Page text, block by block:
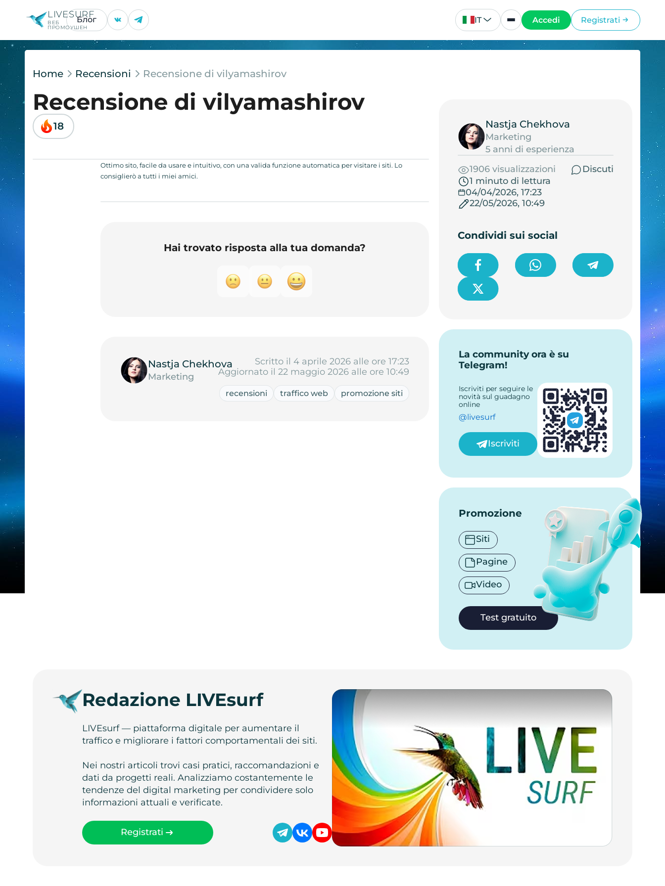
LIVESURF
ВЕБ
ПРОМОУШЕН
Блог IT Accedi Registrati
Home Recensioni Recensione di vilyamashirov
Recensione di vilyamashirov
18
Ottimo sito, facile da usare e intuitivo, con una valida funzione automatica per visitare i siti. Lo
consiglierò a tutti i miei amici.
Hai trovato risposta alla tua domanda?
Nastja Chekhova
Marketing
Scritto il 4 aprile 2026 alle ore 17:23
Aggiornato il 22 maggio 2026 alle ore 10:49
recensioni traffico web promozione siti
Nastja Chekhova
Marketing
5 anni di esperienza
1906 visualizzazioni
Discuti
1 minuto di lettura
04/04/2026, 17:23
22/05/2026, 10:49
Condividi sui social
La community ora è su
Telegram!
Iscriviti per seguire le
novità sul guadagno
online
@livesurf
Iscriviti
Promozione
Siti
Pagine
Video
Test gratuito
Redazione LIVEsurf
LIVEsurf — piattaforma digitale per aumentare il
traffico e migliorare i fattori comportamentali dei siti.
Nei nostri articoli trovi casi pratici, raccomandazioni e
dati da progetti reali. Analizziamo costantemente le
tendenze del digital marketing per condividere solo
informazioni attuali e verificate.
Registrati